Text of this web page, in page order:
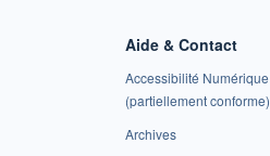
Aide & Contact
Accessibilité Numérique
(partiellement conforme)
Archives